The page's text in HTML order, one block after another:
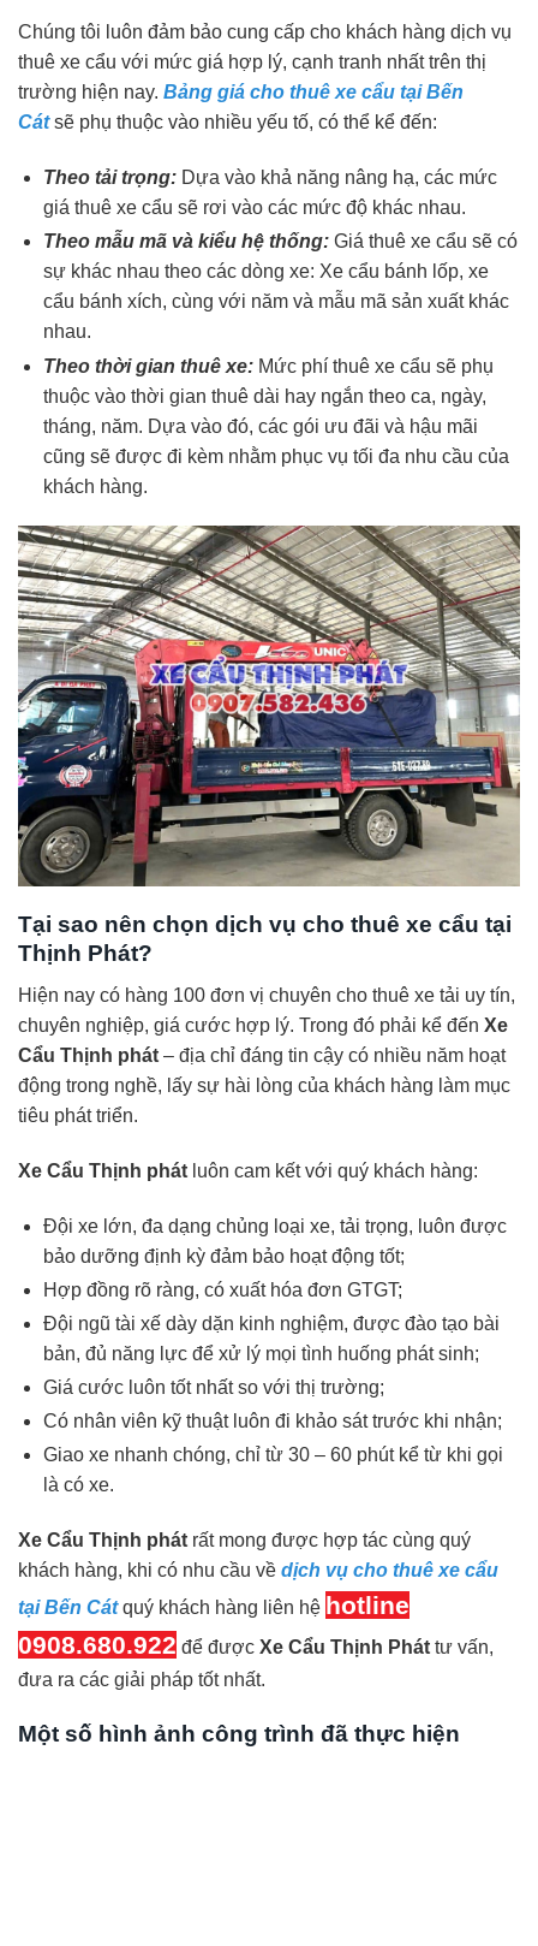
Chúng tôi luôn đảm bảo cung cấp cho khách hàng dịch vụ
thuê xe cẩu với mức giá hợp lý, cạnh tranh nhất trên thị
trường hiện nay. Bảng giá cho thuê xe cẩu tại Bến
Cát sẽ phụ thuộc vào nhiều yếu tố, có thể kể đến:
Theo tải trọng: Dựa vào khả năng nâng hạ, các mức
giá thuê xe cẩu sẽ rơi vào các mức độ khác nhau.
Theo mẫu mã và kiểu hệ thống:Giá thuê xe cẩu sẽ có
sự khác nhau theo các dòng xe: Xe cẩu bánh lốp, xe
cẩu bánh xích, cùng với năm và mẫu mã sản xuất khác
nhau.
Theo thời gian thuê xe:Mức phí thuê xe cẩu sẽ phụ
thuộc vào thời gian thuê dài hay ngắn theo ca, ngày,
tháng, năm. Dựa vào đó, các gói ưu đãi và hậu mãi
cũng sẽ được đi kèm nhằm phục vụ tối đa nhu cầu của
khách hàng.
Tại sao nên chọn dịch vụ cho thuê xe cẩu tại
Thịnh Phát?
Hiện nay có hàng 100 đơn vị chuyên cho thuê xe tải uy tín,
chuyên nghiệp, giá cước hợp lý. Trong đó phải kể đến Xe
Cẩu Thịnh phát – địa chỉ đáng tin cậy có nhiều năm hoạt
động trong nghề, lấy sự hài lòng của khách hàng làm mục
tiêu phát triển.
Xe Cẩu Thịnh phát luôn cam kết với quý khách hàng:
Đội xe lớn, đa dạng chủng loại xe, tải trọng, luôn được
bảo dưỡng định kỳ đảm bảo hoạt động tốt;
Hợp đồng rõ ràng, có xuất hóa đơn GTGT;
Đội ngũ tài xế dày dặn kinh nghiệm, được đào tạo bài
bản, đủ năng lực để xử lý mọi tình huống phát sinh;
Giá cước luôn tốt nhất so với thị trường;
Có nhân viên kỹ thuật luôn đi khảo sát trước khi nhận;
Giao xe nhanh chóng, chỉ từ 30 – 60 phút kể từ khi gọi
là có xe.
Xe Cẩu Thịnh phát rất mong được hợp tác cùng quý
khách hàng, khi có nhu cầu về dịch vụ cho thuê xe cẩu
tại Bến Cátquý khách hàng liên hệ hotline
0908.680.922 để được Xe Cẩu Thịnh Phát tư vấn,
đưa ra các giải pháp tốt nhất.
Một số hình ảnh công trình đã thực hiện